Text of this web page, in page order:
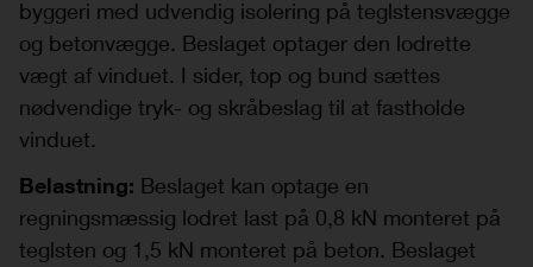
byggeri med udvendig isolering på teglstensvægge
og betonvægge. Beslaget optager den lodrette
vægt af vinduet. I sider, top og bund sættes
nødvendige tryk- og skråbeslag til at fastholde
vinduet.
Belastning: Beslaget kan optage en
regningsmæssig lodret last på 0,8 kN monteret på
teglsten og 1,5 kN monteret på beton. Beslaget